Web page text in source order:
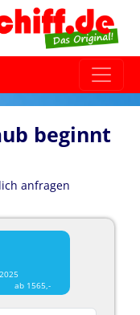
beginnt
anfragen
ab 1565,-